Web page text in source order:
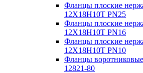
Фланцы плоские
12Х18Н10Т PN25
Фланцы плоские
12Х18Н10Т PN16
Фланцы плоские
12Х18Н10Т PN10
Фланцы
12821-80